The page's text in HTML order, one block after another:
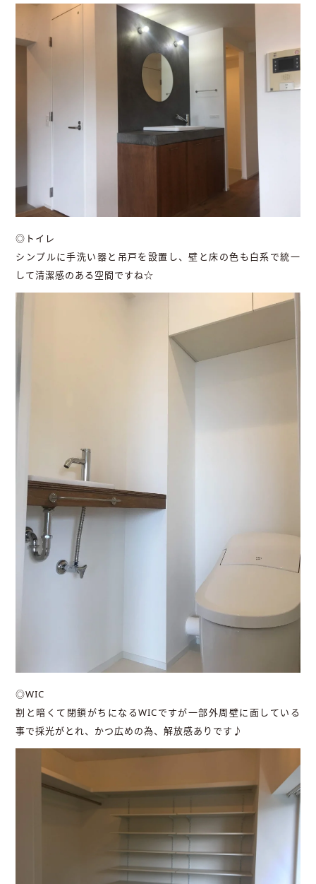
◎トイレ
シンプルに手洗い器と吊戸を設置し、壁と床の色も白系で統一
して清潔感のある空間ですね☆
◎WIC
割と暗くて閉鎖がちになるWICですが一部外周壁に面している
事で採光がとれ、かつ広めの為、解放感ありです♪